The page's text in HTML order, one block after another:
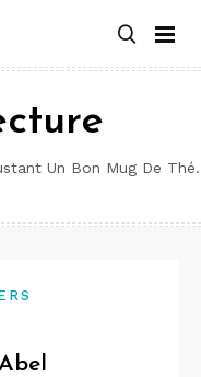
Un Bon Mug De Thé.